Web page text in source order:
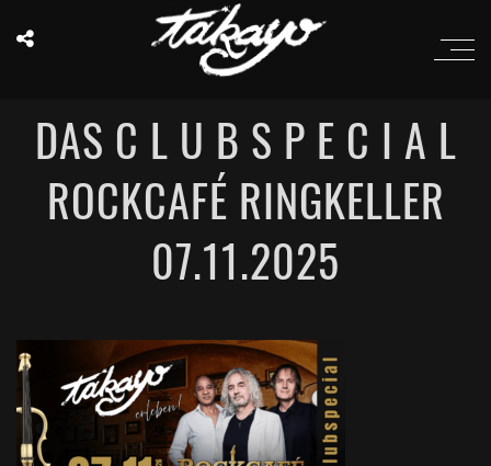
DAS C L U B S P E C I A L
ROCKCAFÉ RINGKELLER
07.11.2025